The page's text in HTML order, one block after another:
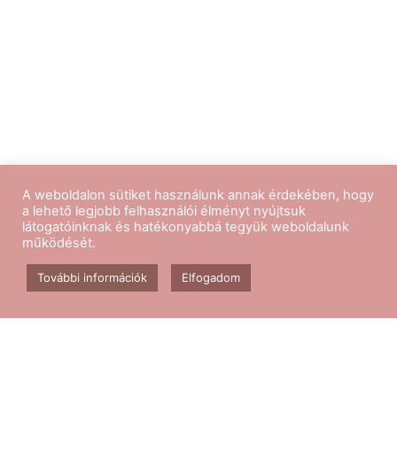
Kövess minket
A weboldalon sütiket használunk annak érdekében, hogy
a lehető legjobb felhasználói élményt nyújtsuk
látogatóinknak és hatékonyabbá tegyük weboldalunk
működését.
További információk Elfogadom